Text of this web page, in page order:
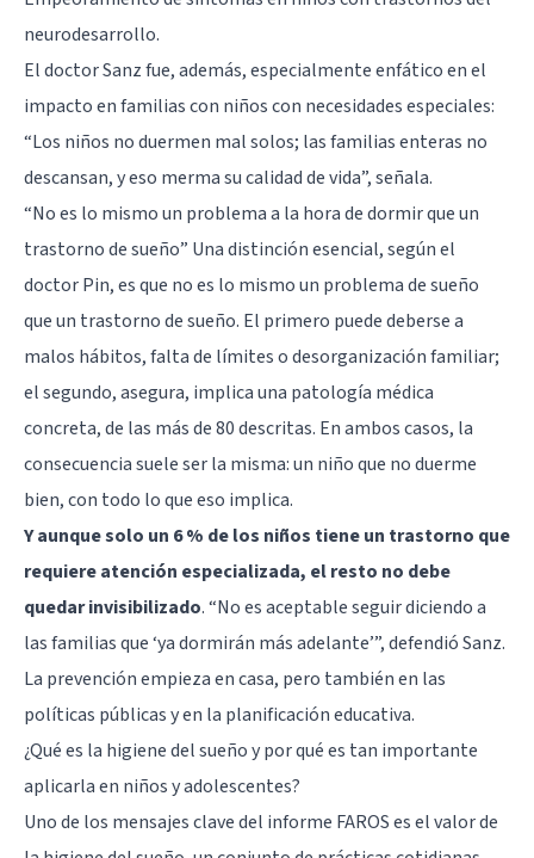
neurodesarrollo.
El doctor Sanz fue, además, especialmente enfático en el
impacto en familias con niños con necesidades especiales:
“Los niños no duermen mal solos; las familias enteras no
descansan, y eso merma su calidad de vida”, señala.
“No es lo mismo un problema a la hora de dormir que un
trastorno de sueño” Una distinción esencial, según el
doctor Pin, es que no es lo mismo un problema de sueño
que un trastorno de sueño. El primero puede deberse a
malos hábitos, falta de límites o desorganización familiar;
el segundo, asegura, implica una patología médica
concreta, de las más de 80 descritas. En ambos casos, la
consecuencia suele ser la misma: un niño que no duerme
bien, con todo lo que eso implica.
Y aunque solo un 6 % de los niños tiene un trastorno que
requiere atención especializada, el resto no debe
quedar invisibilizado. “No es aceptable seguir diciendo a
las familias que ‘ya dormirán más adelante’”, defendió Sanz.
La prevención empieza en casa, pero también en las
políticas públicas y en la planificación educativa.
¿Qué es la higiene del sueño y por qué es tan importante
aplicarla en niños y adolescentes?
Uno de los mensajes clave del informe FAROS es el valor de